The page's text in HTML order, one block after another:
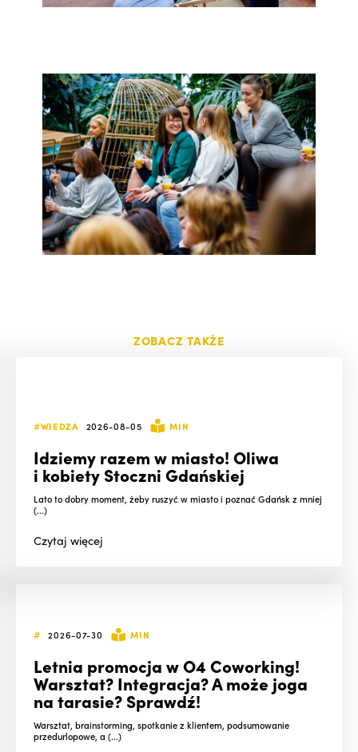
ZOBACZ TAKŻE
#WIEDZA 2026-08-05 MIN
Idziemy razem w miasto! Oliwa
i kobiety Stoczni Gdańskiej
Lato to dobry moment, żeby ruszyć w miasto i poznać Gdańsk z mniej
(...)
Czytajwięcej
# 2026-07-30 MIN
Letnia promocja w O4 Coworking!
Warsztat? Integracja? A może joga
na tarasie? Sprawdź!
Warsztat, brainstorming, spotkanie z klientem, podsumowanie
przedurlopowe, a (...)